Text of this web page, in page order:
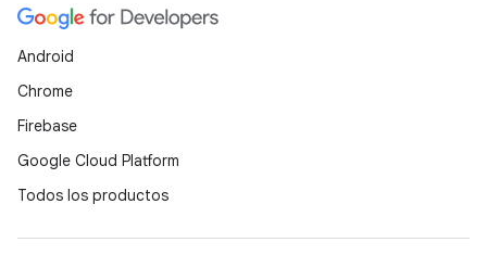
Android
Chrome
Firebase
Google Cloud Platform
Todos los productos